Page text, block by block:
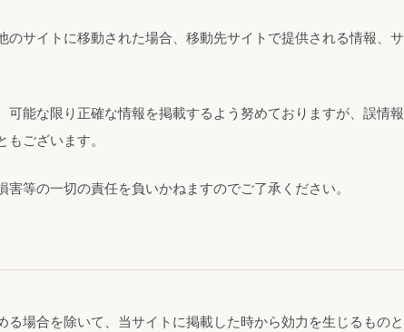
のサイトに移動された場合、移動先サイトで提供される情報、サ
可能な限り正確な情報を掲載するよう努めておりますが、誤情報
ございます。
等の一切の責任を負いかねますのでご了承ください。
場合を除いて、当サイトに掲載した時から効力を生じるものと